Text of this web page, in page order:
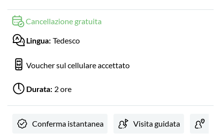
Cancellazione gratuita
Lingua: Tedesco
Voucher sul cellulare accettato
Durata: 2 ore
Conferma istantanea Visita guidata